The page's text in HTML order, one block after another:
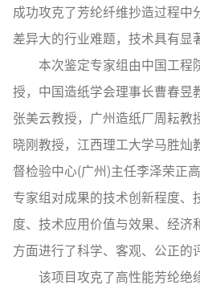
成功攻克了芳纶纤维抄造过程中
差异大的行业难题，技术具有显
本次鉴定专家组由中国工程
授，中国造纸学会理事长曹春昱
张美云教授，广州造纸厂周耘教
晓刚教授，江西理工大学马胜灿
督检验中心(广州)主任李泽荣正
专家组对成果的技术创新程度、
度、技术应用价值与效果、经济
方面进行了科学、客观、公正的
该项目攻克了高性能芳纶绝